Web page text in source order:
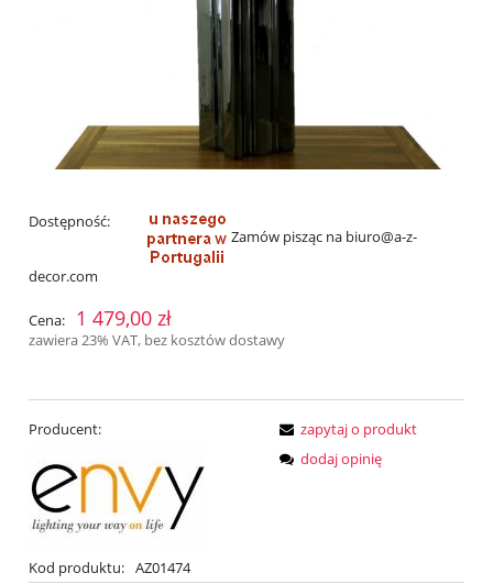
Dostępność:
Zamów pisząc na biuro@a-z-
decor.com
Cena: 1 479,00 zł
zawiera 23% VAT, bez kosztów dostawy
Producent:
Kod produktu: AZ01474
zapytaj o produkt
dodaj opinię